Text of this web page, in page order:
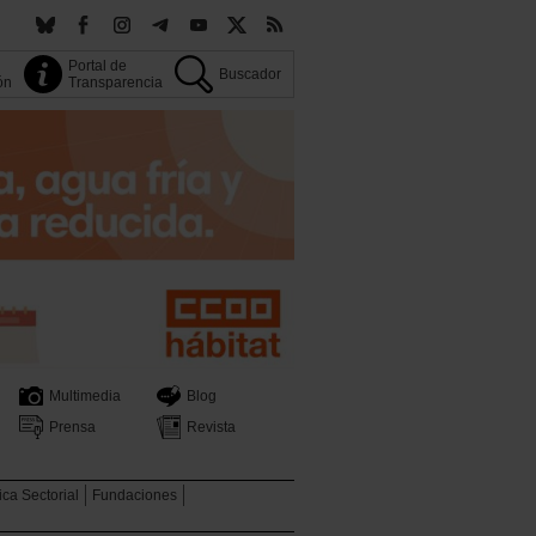
Portal de
Transparencia
Buscador
Multimedia
Blog
Prensa
Revista
Sectorial
Fundaciones